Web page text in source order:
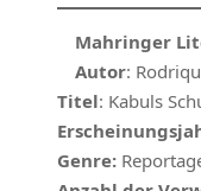
Mahringer
Autor:
Titel: Kabuls
Genre: